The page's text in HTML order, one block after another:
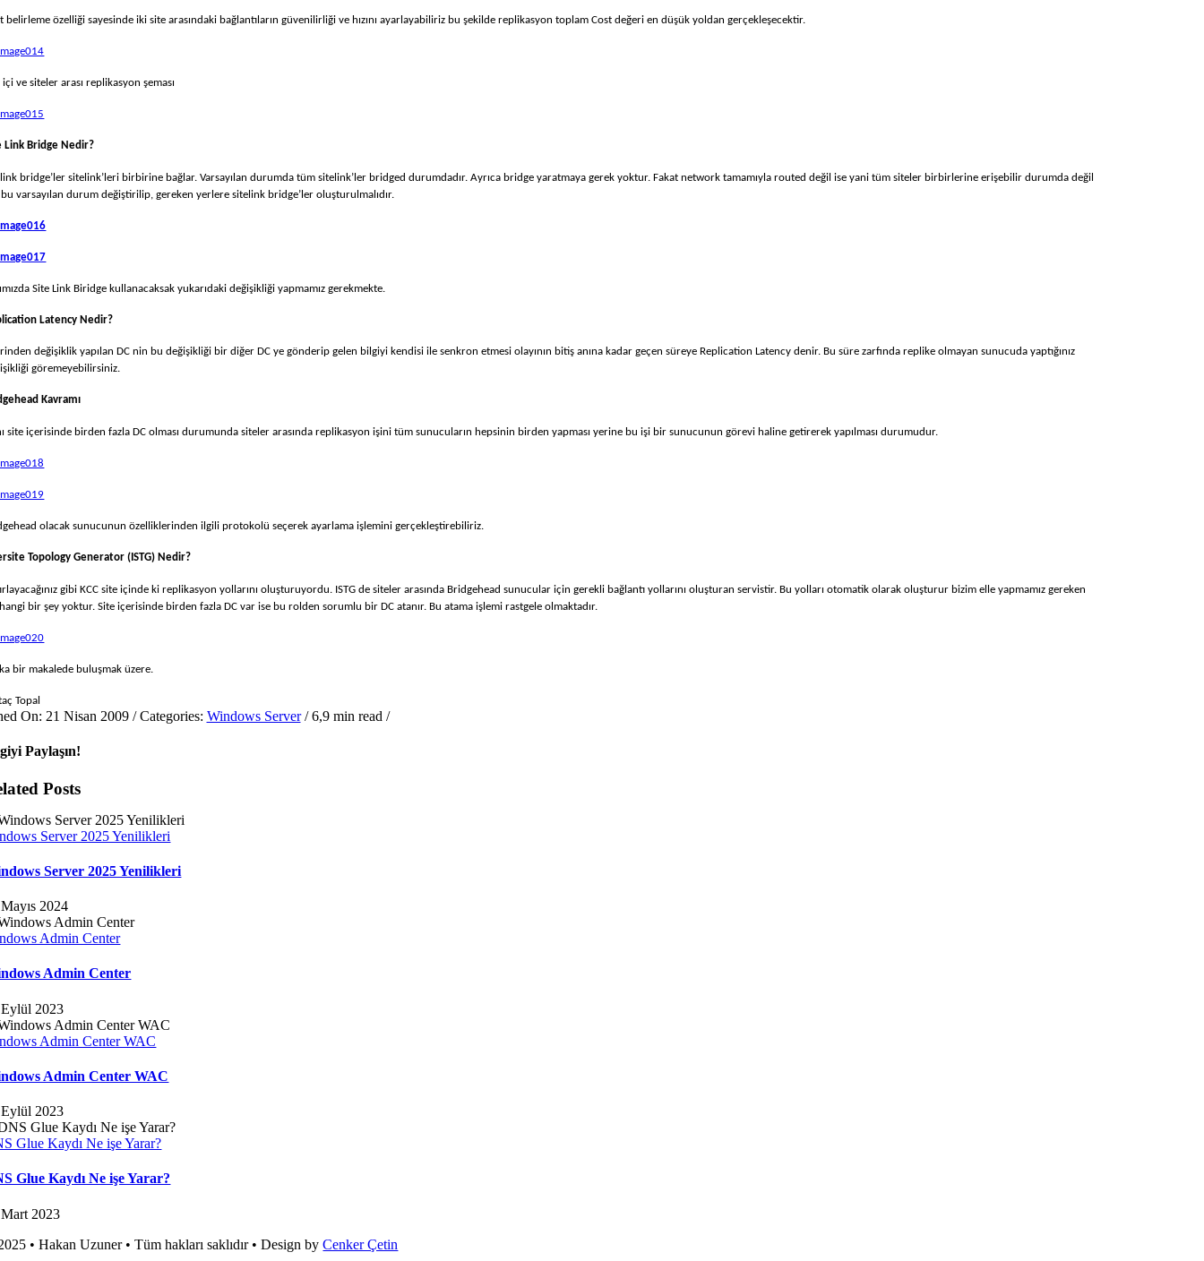
belirleme özelliği sayesinde iki site arasındaki bağlantıların güvenilirliği ve hızını ayarlayabiliriz bu şekilde replikasyon toplam Cost değeri en düşük yoldan gerçekleşecektir.
içi ve siteler arası replikasyon şeması
Link Bridge Nedir?
bridge’ler sitelink’leri birbirine bağlar. Varsayılan durumda tüm sitelink’ler bridged durumdadır. Ayrıca bridge yaratmaya gerek yoktur. Fakat network tamamıyla routed değil ise yani tüm siteler birbirlerine erişebilir durumda değil
bu varsayılan durum değiştirilip, gereken yerlere sitelink bridge’ler oluşturulmalıdır.
Site Link Biridge kullanacaksak yukarıdaki değişikliği yapmamız gerekmekte.
Latency Nedir?
değişiklik yapılan DC nin bu değişikliği bir diğer DC ye gönderip gelen bilgiyi kendisi ile senkron etmesi olayının bitiş anına kadar geçen süreye Replication Latency denir. Bu süre zarfında replike olmayan sunucuda yaptığınız
göremeyebilirsiniz.
Kavramı
site içerisinde birden fazla DC olması durumunda siteler arasında replikasyon işini tüm sunucuların hepsinin birden yapması yerine bu işi bir sunucunun görevi haline getirerek yapılması durumudur.
olacak sunucunun özelliklerinden ilgili protokolü seçerek ayarlama işlemini gerçekleştirebiliriz.
Topology Generator (ISTG) Nedir?
gibi KCC site içinde ki replikasyon yollarını oluşturuyordu. ISTG de siteler arasında Bridgehead sunucular için gerekli bağlantı yollarını oluşturan servistir. Bu yolları otomatik olarak oluşturur bizim elle yapmamız gereken
bir şey yoktur. Site içerisinde birden fazla DC var ise bu rolden sorumlu bir DC atanır. Bu atama işlemi rastgele olmaktadır.
bir makalede buluşmak üzere.
Topal
On: 21 Nisan 2009/Categories: Windows Server/6,9 min read /
Paylaşın!
Posts
Server 2025 Yenilikleri
Server 2025 Yenilikleri
2024
Admin Center
Admin Center
2023
Admin Center WAC
Admin Center WAC
2023
Glue Kaydı Ne işe Yarar?
Glue Kaydı Ne işe Yarar?
2023
• Hakan Uzuner • Tüm hakları saklıdır • Design byCenker Çetin